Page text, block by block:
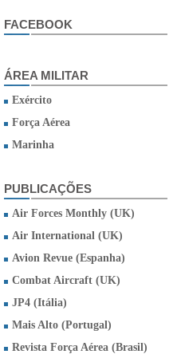
FACEBOOK
ÁREA MILITAR
Exército
Força Aérea
Marinha
PUBLICAÇÕES
Air Forces Monthly (UK)
Air International (UK)
Avion Revue (Espanha)
Combat Aircraft (UK)
JP4 (Itália)
Mais Alto (Portugal)
Revista Força Aérea (Brasil)